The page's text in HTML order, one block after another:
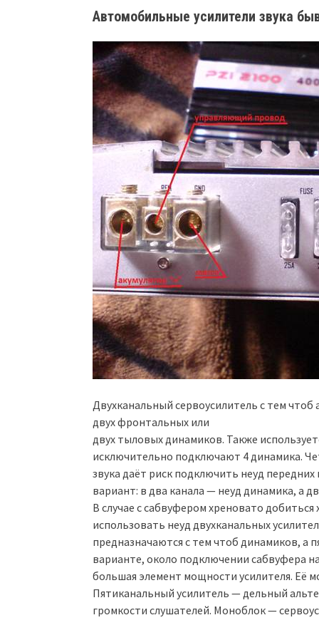
Автомобильные усилители звука
Двухканальный сервоусилитель с тем
двух фронтальных или
двух тыловых динамиков. Также
исключительно подключают 4 динамика.
звука даёт риск подключить неуд
вариант: в два канала — неуд динамика, а
В случае с сабвуфером хреновато
использовать неуд двухканальных
предназначаются с тем чтоб динамиков, а
варианте, около подключении сабвуфера
большая элемент мощности усилителя. Её
Пятиканальный усилитель — дельный
громкости слушателей. Моноблок —